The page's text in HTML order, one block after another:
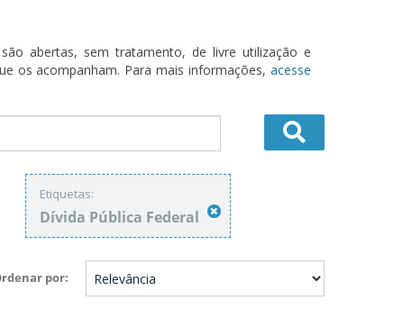
abertas, sem tratamento, de livre utilização e
os acompanham. Para mais informações, acesse
Etiquetas:
Dívida Pública Federal
por